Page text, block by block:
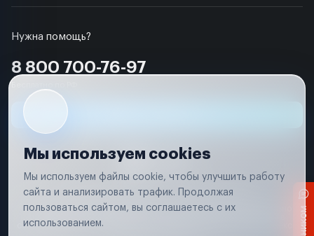
Нужна помощь?
8 800 700-76-97
Условия использования
Удаление аккаунта
Вся информация, представленная на сайте, носит исключительно
соответствии с положениями статьи 437 (п. 2) Гражданского кодекса
Мы используем cookies
Мы используем файлы cookie, чтобы улучшить работу
сайта и анализировать трафик. Продолжая
пользоваться сайтом, вы соглашаетесь с их
использованием.